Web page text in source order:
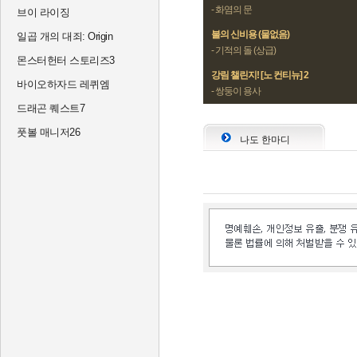
브이 라이징
일곱 개의 대죄: Origin
몬스터헌터 스토리즈3
바이오하자드 레퀴엠
드래곤 퀘스트7
풋볼 매니저26
- 화염의 문
불의 신비용 (물없음)
- 기적의 돌 (상급)
강림 챌린지! [노 컨티뉴] 2
- 쌍둥이 용사
나도 한마디